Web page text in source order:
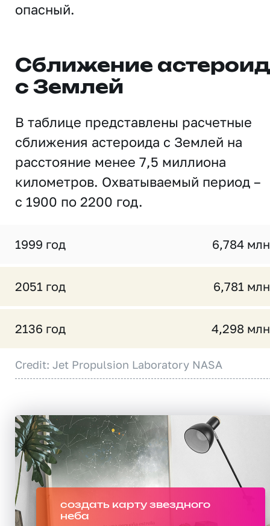
опасный.
Сближение
с Землей
В таблице представлены расчетные
сближения астероида с Землей на
расстояние менее 7,5 миллиона
километров. Охватываемый период –
с 1900 по 2200 год.
1999 год 6,784
2051 год 6,781
2136 год 4,298
Credit: Jet Propulsion Laboratory NASA
создать карту звездного
неба